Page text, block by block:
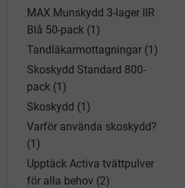
MAX Munskydd 3-lager IIR
Blå 50-pack (1)
Tandläkarmottagningar (1)
Skoskydd Standard 800-
pack (1)
Skoskydd (1)
Varför använda skoskydd?
(1)
Upptäck Activa tvättpulver
för alla behov (2)